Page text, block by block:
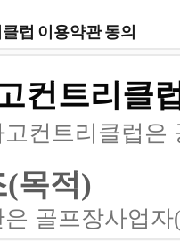
럽 이용약관 동의